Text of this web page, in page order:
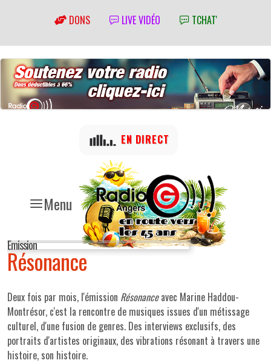
DONS LIVE VIDÉO TCHAT'
Menu
EN DIRECT
Emission
Résonance
Deux fois par mois, l'émission Résonanceavec Marine Haddou-
Montrésor, c'est la rencontre de musiques issues d'un métissage
culturel, d'une fusion de genres. Des interviews exclusifs, des
portraits d'artistes originaux, des vibrations résonant à travers une
histoire, son histoire.